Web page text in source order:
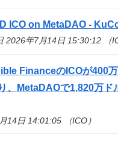
ICO on MetaDAO -
2026年7月14日 15:30:12 （
Financeの ICOが400
り、MetaDAOで1,820万ド
14日 14:01:05 （ICO）